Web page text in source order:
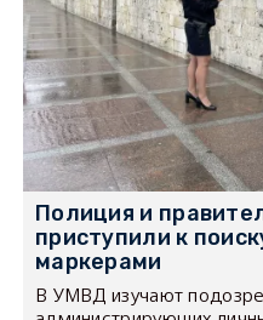
Полиция и
приступили к
маркерами
В УМВД изучают